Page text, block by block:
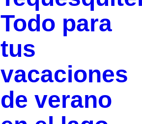
Todo para
tus
vacaciones
de verano